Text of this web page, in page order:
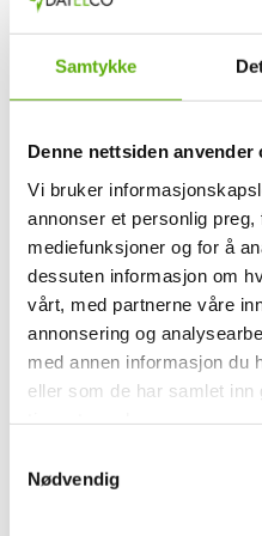
Samtykke
Denne nettsiden anvender
Vi bruker
annonser et personlig
mediefunksjoner og for å
dessuten informasjon om
vårt, med partnerne våre
annonsering og
med annen informasjon du
eller som de har samlet inn
Nødvendig
19.08.2025
Hva er en EKOM-
hvordan blir du det?
Egentlig er det ganske
det som får nettet til å virke.
sonene og datasystemene
kommunikasjonen i bygg og
Les mer